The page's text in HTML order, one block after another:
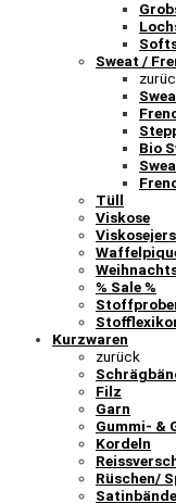
Sweat /
Bio
Tüll
Viskose
% Sale %
Kurzwaren
zurück
Filz
Garn
Gummi- &
Kordeln
Rüschen/